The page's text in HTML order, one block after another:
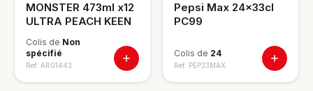
MONSTER 473ml x12
ULTRA PEACH KEEN
Colis de Non
spécifié
Ref. AR01443
Pepsi Max 24x33cl
PC99
Colis de 24
Ref. PEP33MAX